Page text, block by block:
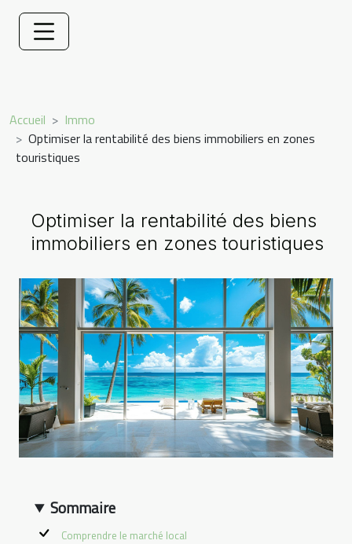
Accueil
Immo
Optimiser la rentabilité des biens immobiliers en zones
touristiques
Optimiser la rentabilité des biens
immobiliers en zones touristiques
Sommaire
Comprendre le marché local